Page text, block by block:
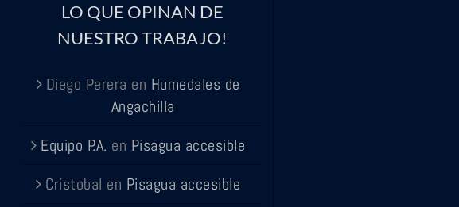
LO QUE OPINAN DE
NUESTRO TRABAJO!
Diego Perera en Humedales de
Angachilla
Equipo P.A. en Pisagua accesible
Cristobal en Pisagua accesible